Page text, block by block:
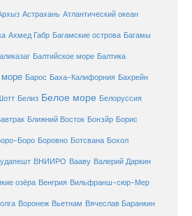
Астрахань Атлантический океан
Ахмед Габр Багамские острова Багамы
Балтийское море Балтика
море Барос Баха-Калифорния Бахрейн
Белиз Белое море Белоруссия
Ближний Восток Бонэйр Борис
Боро Боровно Ботсвана Бохол
ВНИИРО Вааву Валерий Даркин
озёра Венгрия Вильфранш-сюр-Мер
Воронеж Вьетнам Вячеслав Баранкин